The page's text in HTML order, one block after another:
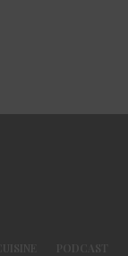
CUISINE PODCAST